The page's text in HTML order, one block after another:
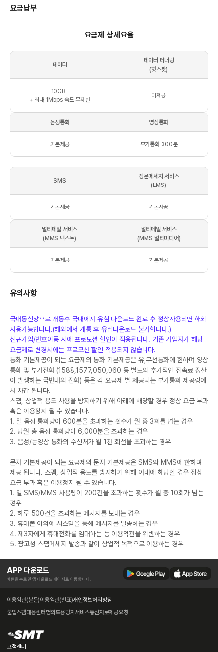
요금납부
요금제 상세요율
데이터
데이터 테더링
(핫스팟)
10GB
+ 최대 1Mbps 속도 무제한
미제공
음성통화 영상통화
기본제공 부가통화 300분
SMS
장문메세지 서비스
(LMS)
기본제공 기본제공
멀티메일 서비스
(MMS 텍스트)
멀티메일 서비스
(MMS 멀티미디어)
기본제공 기본제공
유의사항
국내통신망으로 개통후 국내에서 유심 다운로드 완료 후 정상사용되면 해외
사용가능합니다.(해외에서 개통 후 유심다운로드 불가합니다.)
신규가입/번호이동 시에 프로모션 할인이 적용됩니다. 기존 가입자가 해당
요금제로 변경시에는 프로모션 할인 적용되지 않습니다.
통화 기본제공이 되는 요금제의 통화 기본제공은 유,무선통화에 한하며 영상
통화 및 부가전화 (1588,1577,050,060 등 별도의 추가적인 접속료 정산
이 발생하는 국번대의 전화) 등은 각 요금제 별 제공되는 부가통화 제공량에
서 차감 됩니다.
스팸, 상업적 용도 사용을 방지하기 위해 아래에 해당할 경우 정상 요금 부과
혹은 이용정지 될 수 있습니다.
1. 일 음성 통화량이 600분을 초과하는 횟수가 월 중 3회를 넘는 경우
2. 당월 총 음성 통화량이 6,000분을 초과하는 경우
3. 음성/동영상 통화의 수신처가 월 1천 회선을 초과하는 경우
문자 기본제공이 되는 요금제의 문자 기본제공은 SMS와 MMS에 한하며
제공 됩니다. 스팸, 상업적 용도를 방지하기 위해 아래에 해당할 경우 정상
요금 부과 혹은 이용정지 될 수 있습니다.
1. 일 SMS/MMS 사용량이 200건을 초과하는 횟수가 월 중 10회가 넘는
경우
2. 하루 500건을 초과하는 메시지를 보내는 경우
3. 휴대폰 이외에 시스템을 통해 메시지를 발송하는 경우
4. 제3자에게 휴대전화를 임대하는 등 이용약관을 위반하는 경우
5. 광고성 스팸메세지 발송과 같이 상업적 목적으로 이용하는 경우
APP 다운로드
버튼을 누르면 앱 다운로드 페이지로 이동합니다.
이용약관(본문)이용약관(별표)개인정보처리방침
불법스팸대응센터 명의도용방지서비스통신자료제공요청
고객센터